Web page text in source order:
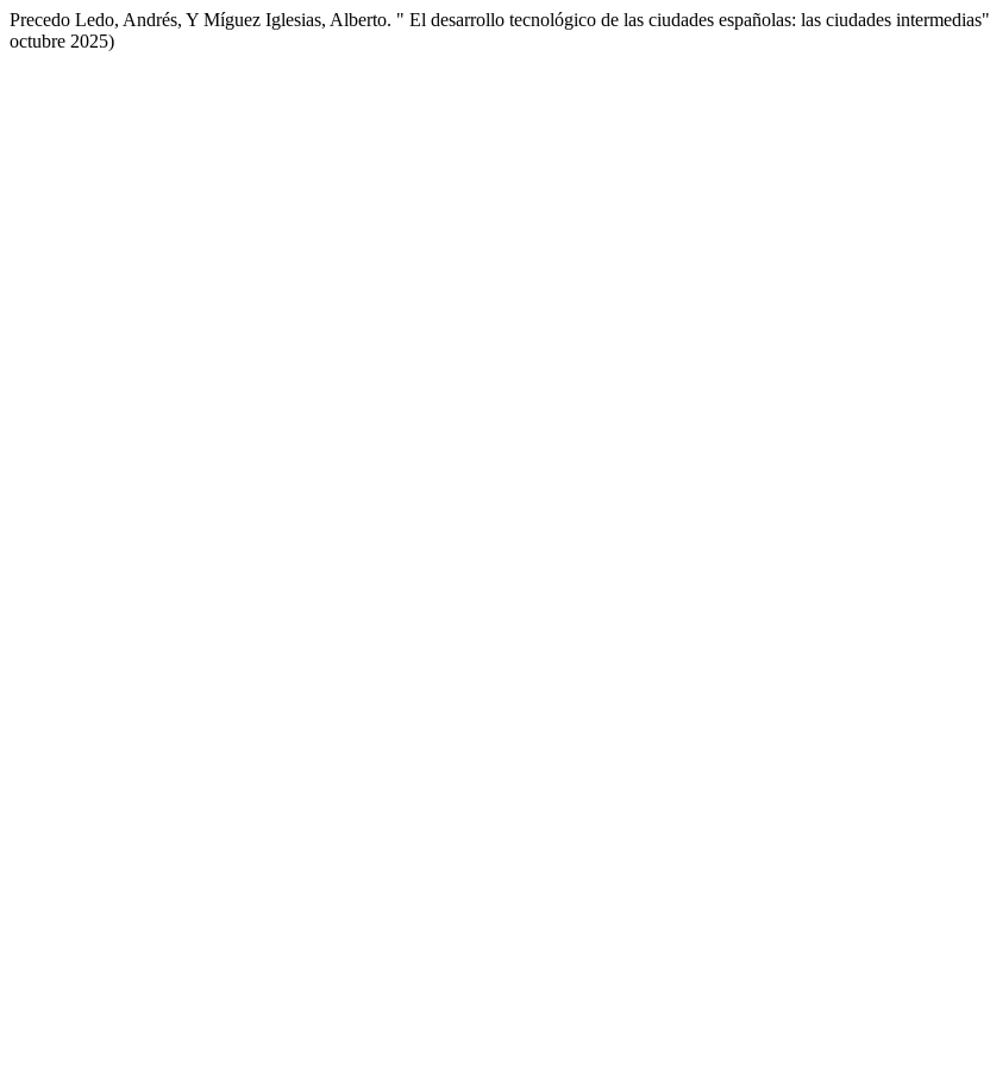
Precedo Ledo, Andrés, Y Míguez Iglesias, Alberto. " El desarrollo tecnológico de las ciudades españolas: las ciudades intermedias"
octubre 2025)